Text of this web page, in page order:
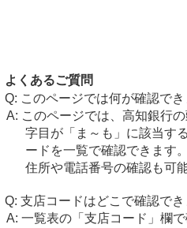
よくあるご質問
このページでは何が確認でき
このページでは、高知銀行
字目が「ま～も」に該当す
ードを一覧で確認できます
住所や電話番号の確認も可能
支店コードはどこで確認でき
一覧表の「支店コード」欄